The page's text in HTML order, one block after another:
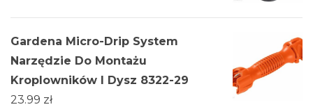
Gardena Micro-Drip System
Narzędzie Do Montażu
Kroplowników I Dysz 8322-29
23.99 zł